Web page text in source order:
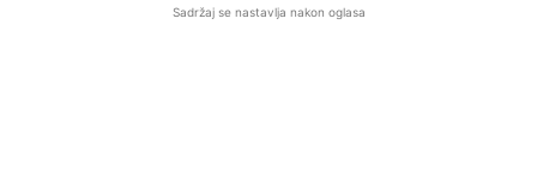
Sadržaj se nastavlja nakon oglasa